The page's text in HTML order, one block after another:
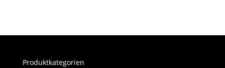
Produktkategorien